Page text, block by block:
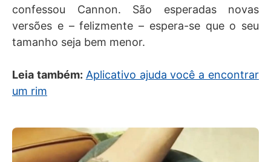
confessou Cannon. São esperadas novas
versões e – felizmente – espera-se que o seu
tamanho seja bem menor.
Leia também: Aplicativo ajuda você a encontrar
um rim